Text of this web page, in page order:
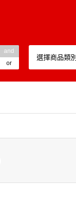
and
or
選擇商品類別